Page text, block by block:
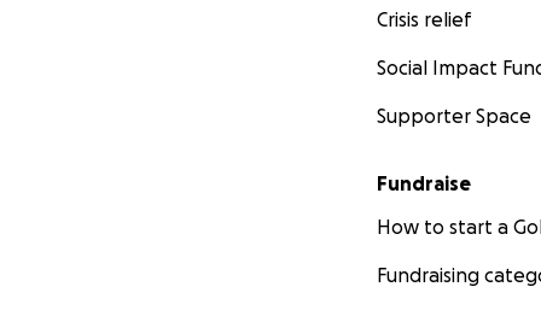
Crisis relief
Social Impact
Supporter Space
Fundraise
How to start a
Fundraising